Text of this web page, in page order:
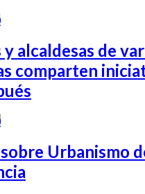
alcaldesas de
comparten
Urbanismo